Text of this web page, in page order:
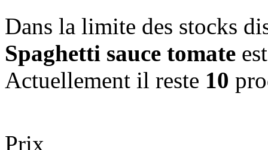
Dans la limite des stocks
Spaghetti sauce tomate
Actuellement il reste 10
Prix